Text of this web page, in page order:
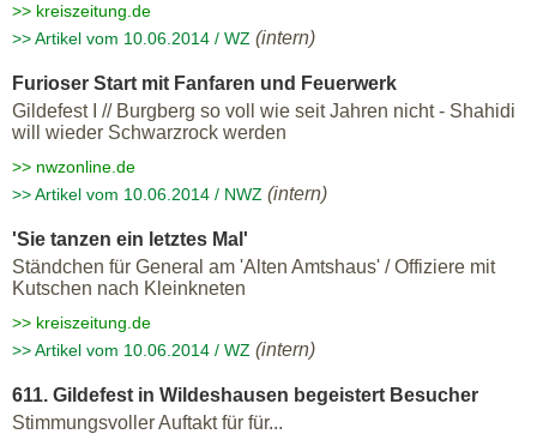
>> kreiszeitung.de
>> Artikel vom 10.06.2014 / WZ (intern)
Furioser Start mit Fanfaren und Feuerwerk
Gildefest I // Burgberg so voll wie seit Jahren nicht - Shahidi
will wieder Schwarzrock werden
>> nwzonline.de
>> Artikel vom 10.06.2014 / NWZ (intern)
'Sie tanzen ein letztes Mal'
Ständchen für General am 'Alten Amtshaus' / Offiziere mit
Kutschen nach Kleinkneten
>> kreiszeitung.de
>> Artikel vom 10.06.2014 / WZ (intern)
611. Gildefest in Wildeshausen begeistert Besucher
Stimmungsvoller Auftakt für für...